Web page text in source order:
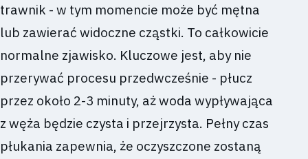
trawnik - w tym momencie może być mętna
lub zawierać widoczne cząstki. To całkowicie
normalne zjawisko. Kluczowe jest, aby nie
przerywać procesu przedwcześnie - płucz
przez około 2-3 minuty, aż woda wypływająca
z węża będzie czysta i przejrzysta. Pełny czas
płukania zapewnia, że oczyszczone zostaną